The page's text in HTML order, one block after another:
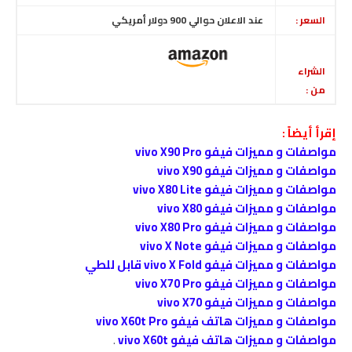
السعر :
عند الاعلان حوالي 900 دولار أمريكي
الشراء
من :
إقرأ أيضاً :
مواصفات و مميزات فيفو vivo X90 Pro
مواصفات و مميزات فيفو vivo X90
مواصفات و مميزات فيفو vivo X80 Lite
مواصفات و مميزات فيفو vivo X80
مواصفات و مميزات فيفو vivo X80 Pro
مواصفات و مميزات فيفو vivo X Note
مواصفات و مميزات فيفو vivo X Fold قابل للطي
مواصفات و مميزات فيفو vivo X70 Pro
مواصفات و مميزات فيفو vivo X70
مواصفات و مميزات هاتف فيفو vivo X60t Pro
مواصفات و مميزات هاتف فيفو vivo X60t
.